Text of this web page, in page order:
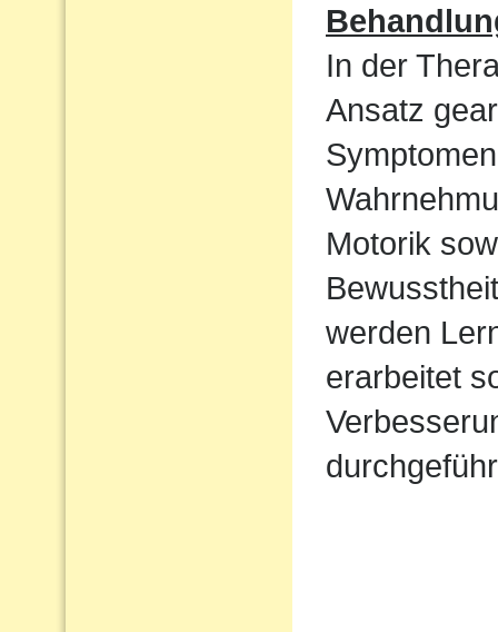
In der
Ansatz
Motorik
werden
erarbeitet